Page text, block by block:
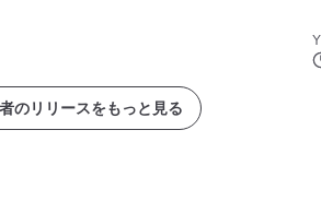
のリリースをもっと見る